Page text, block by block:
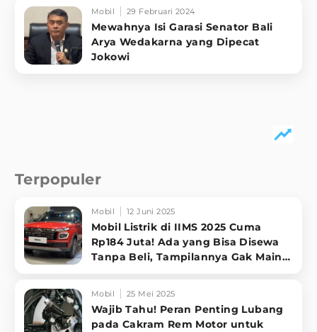
Mobil 29 Februari 2024
Mewahnya Isi Garasi Senator Bali
Arya Wedakarna yang Dipecat
Jokowi
Terpopuler
Mobil 12 Juni 2025
Mobil Listrik di IIMS 2025 Cuma
Rp184 Juta! Ada yang Bisa Disewa
Tanpa Beli, Tampilannya Gak Main-
Mobil 25 Mei 2025
Wajib Tahu! Peran Penting Lubang
pada Cakram Rem Motor untuk